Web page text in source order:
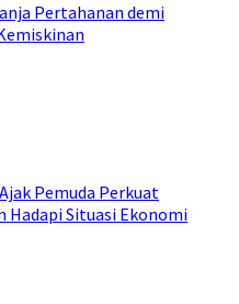
Pertahanan demi
Pemuda Perkuat
Hadapi Situasi Ekonomi